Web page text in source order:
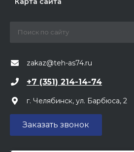
zakaz@teh-as74.ru
+7 (351) 214-14-74
г. Челябинск, ул. Барбюса, 2
Заказать звонок